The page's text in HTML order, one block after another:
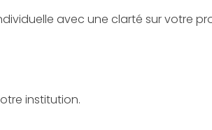
avec une clarté sur votre
institution.